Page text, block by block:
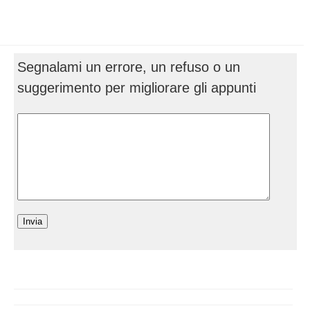
Segnalami un errore, un refuso o un
suggerimento per migliorare gli appunti